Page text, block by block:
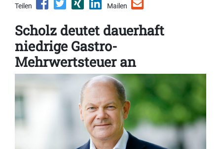
Teilen Mailen
Scholz deutet dauerhaft
niedrige Gastro-
Mehrwertsteuer an